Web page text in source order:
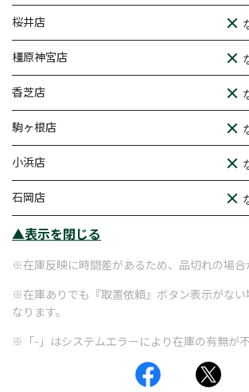
桜井店
橿原神宮店
香芝店
駒ヶ根店
小浜店
石岡店
▲表示を閉じる
※在庫反映に時間差があるため、品切れの場合
※在庫ありでも『取置依頼』ボタン表示がない
なります。
※「-」はシステムエラーにより在庫の有無が不